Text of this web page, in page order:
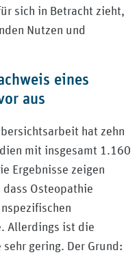
sich in Betracht zieht,
Nutzen und
eines
aus
hat zehn
mit insgesamt 1.160
Ergebnisse zeigen
Osteopathie
Allerdings ist die
gering. Der Grund: